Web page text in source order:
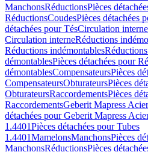
ManchonsRéductionsPièces
RéductionsCoudesPièces détachées
détachées pour TésCirculation interne
Circulation interneRéductions
Réductions indémontables
démontablesPièces détachées pour
démontablesCompensateursPièces
CompensateursObturateursPièces
ObturateursRaccordementsPièces
RaccordementsGeberit Mapress
détachées pour Geberit Mapress
1.4401Pièces détachées pour Tubes
1.4401MamelonsManchonsPièces
ManchonsRéductionsPièces